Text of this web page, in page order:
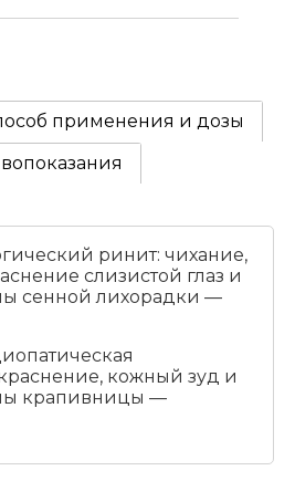
применения и дозы
ринит: чихание,
слизистой глаз и
сенной лихорадки —
кожный зуд и
крапивницы —